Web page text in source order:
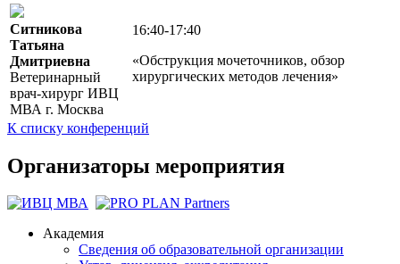
Ситникова
Татьяна
Дмитриевна
Ветеринарный
врач-хирург ИВЦ
МВА г. Москва
16:40-17:40
«Обструкция мочеточников, обзор
хирургических методов лечения»
К списку конференций
Организаторы мероприятия
Академия
Сведения об образовательной организации